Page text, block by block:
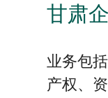
甘肃
业务包
产权、